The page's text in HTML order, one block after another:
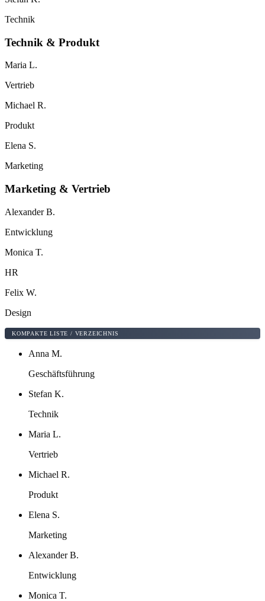
Technik
Technik & Produkt
Maria L.
Vertrieb
Michael R.
Produkt
Elena S.
Marketing
Marketing & Vertrieb
Alexander B.
Entwicklung
Monica T.
HR
Felix W.
Design
KOMPAKTE LISTE / VERZEICHNIS
Anna M.
Geschäftsführung
Stefan K.
Technik
Maria L.
Vertrieb
Michael R.
Produkt
Elena S.
Marketing
Alexander B.
Entwicklung
Monica T.